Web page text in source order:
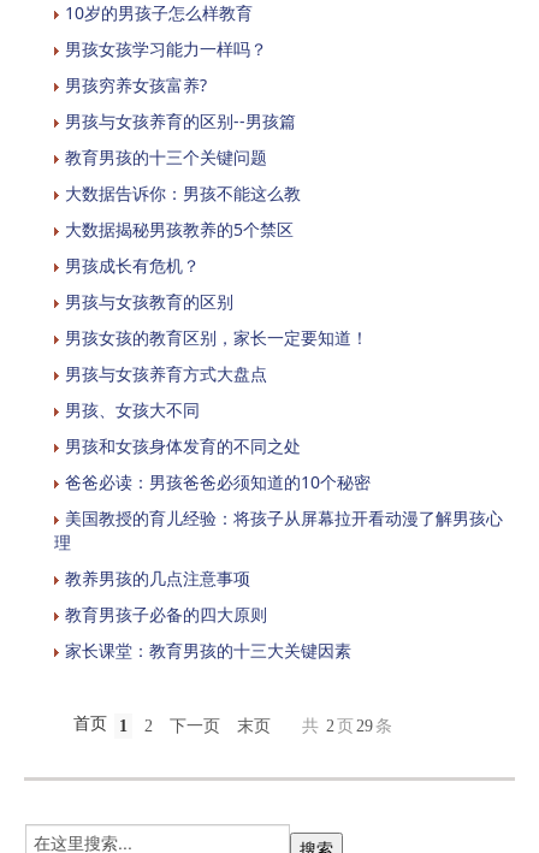
10岁的男孩子怎么样教育
男孩女孩学习能力一样吗？
男孩穷养女孩富养?
男孩与女孩养育的区别--男孩篇
教育男孩的十三个关键问题
大数据告诉你：男孩不能这么教
大数据揭秘男孩教养的5个禁区
男孩成长有危机？
男孩与女孩教育的区别
男孩女孩的教育区别，家长一定要知道！
男孩与女孩养育方式大盘点
男孩、女孩大不同
男孩和女孩身体发育的不同之处
爸爸必读：男孩爸爸必须知道的10个秘密
美国教授的育儿经验：将孩子从屏幕拉开看动漫了解男孩心
理
教养男孩的几点注意事项
教育男孩子必备的四大原则
家长课堂：教育男孩的十三大关键因素
首页 1 2 下一页 末页 共 2 页 29 条